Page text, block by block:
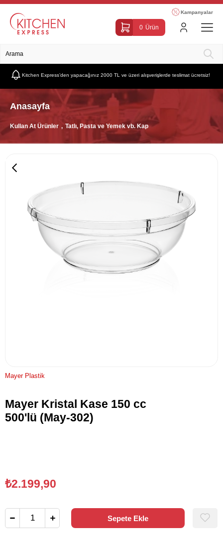
Kampanyalar
0 Ürün
Kitchen Express’den yapacağınız 2000 TL ve üzeri alışverişlerde teslimat ücretsiz!
Anasayfa
Kullan At Ürünler Tatlı, Pasta ve Yemek vb. Kap
Mayer Plastik
Mayer Kristal Kase 150 cc
500'lü (May-302)
₺2.199,90